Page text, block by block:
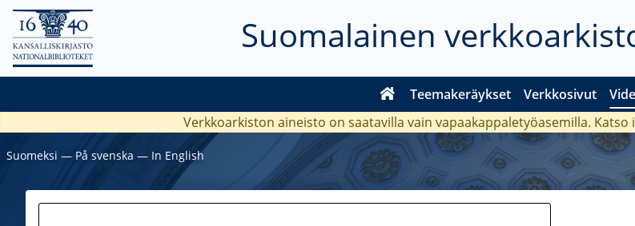
Suomalainen
Teemakeräykset Verkkosivut
Verkkoarkiston aineisto on saatavilla vain vapaakappaletyöasemilla. Katso
Suomeksi ― På svenska ― In English